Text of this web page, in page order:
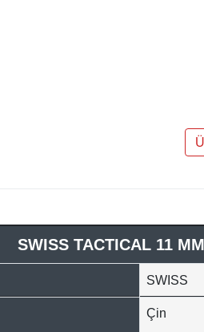
SWISS TACTICAL 11
SWISS
Çin